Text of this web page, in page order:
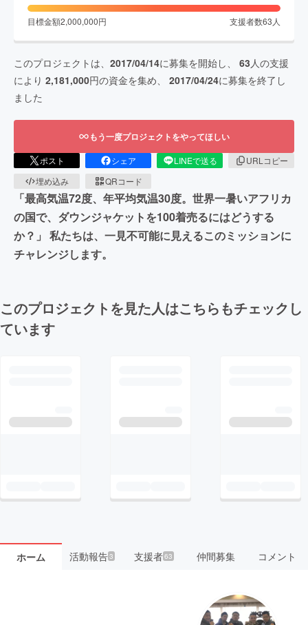
目標金額2,000,000円 支援者数63 人
このプロジェクトは、 2017/04/14に募集を開始し、 63人の支援
により 2,181,000円の資金を集め、 2017/04/24に募集を終了し
ました
もう一度プロジェクトをやってほしい
ポスト シェア LINEで送る
URLコピー
埋め込み
QRコード
「最高気温72度、年平均気温30度。世界一暑いアフリカ
の国で、ダウンジャケットを100着売るにはどうする
か？」 私たちは、一見不可能に見えるこのミッションに
チャレンジします。
このプロジェクトを見た人はこちらもチェックし
ています
ホーム 活動報告3 支援者63 仲間募集 コメント